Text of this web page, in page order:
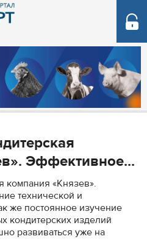
Эффективное...
компания «Князев».
технической и
же постоянное изучение
кондитерских изделий
развиваться уже на